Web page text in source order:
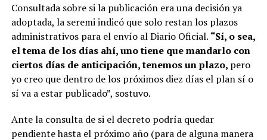
Consultada sobre si la publicación era una decisión ya
adoptada, la seremi indicó que solo restan los plazos
administrativos para el envío al Diario Oficial. “Sí, o sea,
el tema de los días ahí, uno tiene que mandarlo con
ciertos días de anticipación, tenemos un plazo, pero
yo creo que dentro de los próximos diez días el plan sí o
sí va a estar publicado”, sostuvo.
Ante la consulta de si el decreto podría quedar
pendiente hasta el próximo año (para de alguna manera